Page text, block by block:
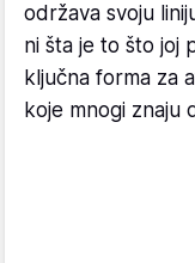
održava svoju
ni šta je to što joj
ključna forma za
koje mnogi znaju